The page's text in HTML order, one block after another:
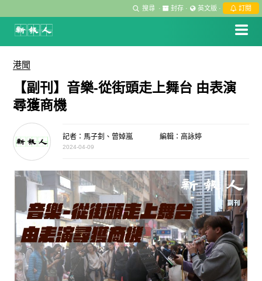
搜尋 · 封存 · 英文版 · 訂閱
港聞
【副刊】音樂-從街頭走上舞台 由表演
尋獲商機
記者：馬子釗、曾婥嵐 編輯：高詠婷
2024-04-09